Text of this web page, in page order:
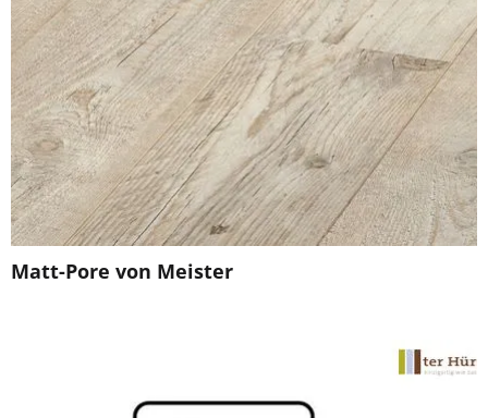
Matt-Pore von Meister